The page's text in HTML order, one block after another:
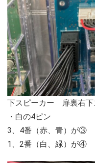
下スピーカー 扉裏右下
・白の4ピン
3、4番（赤、青）が③
1、2番（白、緑）が④